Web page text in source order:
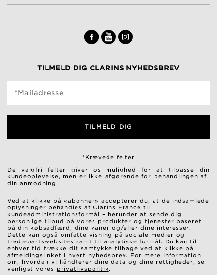
TILMELD DIG CLARINS NYHEDSBREV
*Mailadresse
TILMELD DIG
*Krævede felter
De valgfri felter giver os mulighed for at tilpasse din
kundeoplevelse, men er ikke afgørende for behandlingen af ​​
din anmodning.
Ved at klikke på «abonner» accepterer du, at de indsamlede
oplysninger behandles af Clarins France til
kundeadministrationsformål – herunder at sende dig
personlige tilbud på vores produkter og tjenester baseret
på din købsadfærd, dine vaner og/eller dine interesser.
Dette kan også omfatte visning på sociale medier og
tredjepartswebsites samt til analytiske formål. Du kan til
enhver tid trække dit samtykke tilbage ved at klikke på
afmeldingslinket i hvert nyhedsbrev. For mere information
om, hvordan vi håndterer dine data og dine rettigheder, se
venligst vores privatlivspolitik.